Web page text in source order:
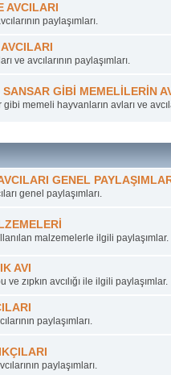
AVCILARI
paylaşımları.
ve avcılarının paylaşımları.
GİBİ MEMELİLERİN
memeli hayvanların avları ve
GENEL
genel paylaşımları.
malzemelerle ilgili paylaşımlar.
AVI
ve zıpkın avcılığı ile ilgili paylaşımlar.
paylaşımları.
paylaşımları.